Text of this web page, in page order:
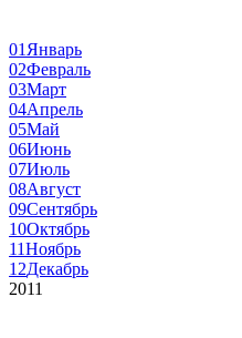
01 Январь
02Февраль
03Март
04Апрель
05Май
06Июнь
07Июль
08Август
09Сентябрь
10Октябрь
11Ноябрь
12Декабрь
2011